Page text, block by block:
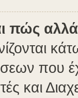
πώς
που
και